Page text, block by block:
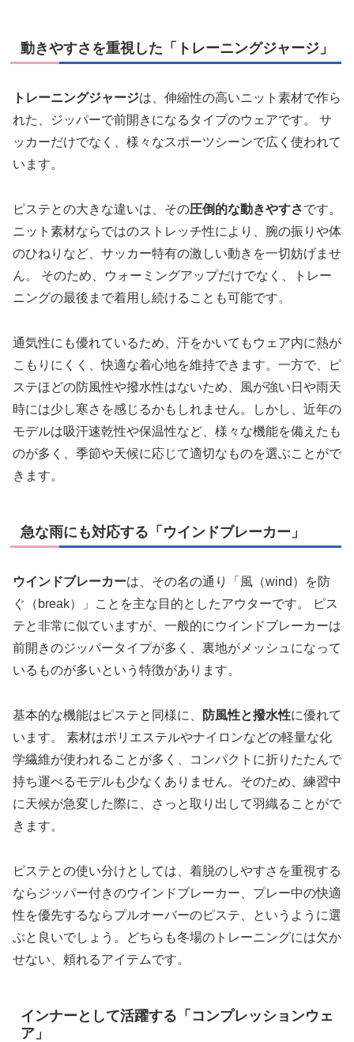
動きやすさを重視した「トレーニングジャージ」
トレーニングジャージは、伸縮性の高いニット素材で作ら
れた、ジッパーで前開きになるタイプのウェアです。 サ
ッカーだけでなく、様々なスポーツシーンで広く使われて
います。
ピステとの大きな違いは、その圧倒的な動きやすさです。
ニット素材ならではのストレッチ性により、腕の振りや体
のひねりなど、サッカー特有の激しい動きを一切妨げませ
ん。 そのため、ウォーミングアップだけでなく、トレー
ニングの最後まで着用し続けることも可能です。
通気性にも優れているため、汗をかいてもウェア内に熱が
こもりにくく、快適な着心地を維持できます。一方で、ピ
ステほどの防風性や撥水性はないため、風が強い日や雨天
時には少し寒さを感じるかもしれません。しかし、近年の
モデルは吸汗速乾性や保温性など、様々な機能を備えたも
のが多く、季節や天候に応じて適切なものを選ぶことがで
きます。
急な雨にも対応する「ウインドブレーカー」
ウインドブレーカーは、その名の通り「風（wind）を防
ぐ（break）」ことを主な目的としたアウターです。 ピス
テと非常に似ていますが、一般的にウインドブレーカーは
前開きのジッパータイプが多く、裏地がメッシュになって
いるものが多いという特徴があります。
基本的な機能はピステと同様に、 防風性と撥水性に優れて
います。 素材はポリエステルやナイロンなどの軽量な化
学繊維が使われることが多く、コンパクトに折りたたんで
持ち運べるモデルも少なくありません。そのため、練習中
に天候が急変した際に、さっと取り出して羽織ることがで
きます。
ピステとの使い分けとしては、着脱のしやすさを重視する
ならジッパー付きのウインドブレーカー、プレー中の快適
性を優先するならプルオーバーのピステ、というように選
ぶと良いでしょう。どちらも冬場のトレーニングには欠か
せない、頼れるアイテムです。
インナーとして活躍する「コンプレッションウェ
ア」